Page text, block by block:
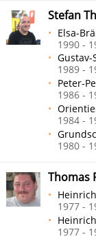
Stefan
Elsa-
1990 -
1989 -
Peter-
1986 -
1984 -
1980 -
Thomas
1977 -
1977 -